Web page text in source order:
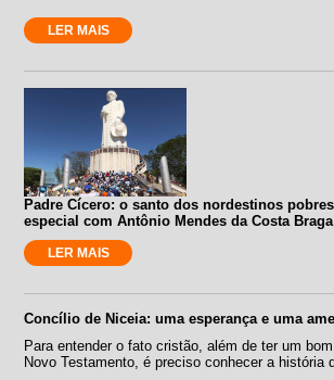
LER MAIS
Padre Cícero: o santo dos nordestinos
especial com Antônio Mendes da Costa Braga
LER MAIS
Concílio de Niceia: uma esperança e uma
Para entender o fato cristão, além de ter um
Novo Testamento, é preciso conhecer a história